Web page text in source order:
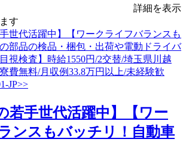
詳細を表示
す
若手世代活躍中】【ワー
ンスもバッチリ！自動車